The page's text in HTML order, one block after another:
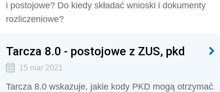
i postojowe? Do kiedy składać wnioski i dokumenty
rozliczeniowe?
Tarcza 8.0 - postojowe z ZUS, pkd
15 mar 2021
Tarcza 8.0 wskazuje, jakie kody PKD mogą otrzymać